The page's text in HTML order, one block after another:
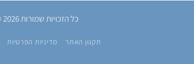
כל הזכויות שמורות 2026 ©
תקנון האתר מדיניות הפרטיות